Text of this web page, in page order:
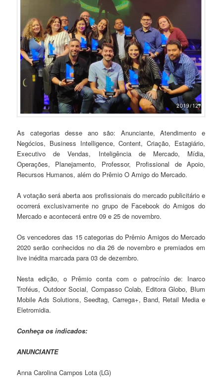
As categorias desse ano são: Anunciante, Atendimento e
Negócios, Business Intelligence, Content, Criação, Estagiário,
Executivo de Vendas, Inteligência de Mercado, Mídia,
Operações, Planejamento, Professor, Profissional de Apoio,
Recursos Humanos, além do Prêmio O Amigo do Mercado.
A votação será aberta aos profissionais do mercado publicitário e
ocorrerá exclusivamente no grupo de Facebook do Amigos do
Mercado e acontecerá entre 09 e 25 de novembro.
Os vencedores das 15 categorias do Prêmio Amigos do Mercado
2020 serão conhecidos no dia 26 de novembro e premiados em
live inédita marcada para 03 de dezembro.
Nesta edição, o Prêmio conta com o patrocínio de: Inarco
Troféus, Outdoor Social, Compasso Colab, Editora Globo, Blum
Mobile Ads Solutions, Seedtag, Carrega+, Band, Retail Media e
Eletromidia.
Conheça os indicados:
ANUNCIANTE
Anna Carolina Campos Lota (LG)